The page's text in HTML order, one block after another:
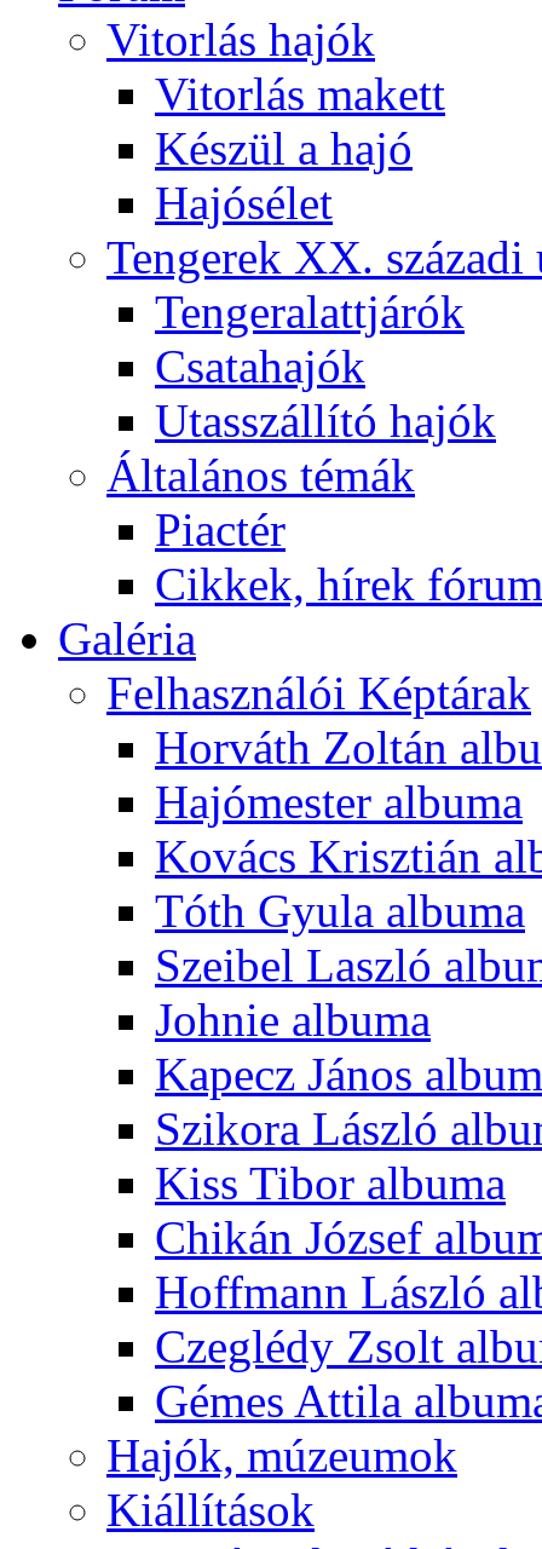
Vitorlás hajók
Vitorlás makett
Készül a hajó
Hajósélet
Tengerek XX. századi
Tengeralattjárók
Csatahajók
Utasszállító hajók
Általános témák
Piactér
Cikkek, hírek
Galéria
Felhasználói Képtárak
Horváth Zoltán
Hajómester albuma
Kovács Krisztián
Tóth Gyula albuma
Szeibel Laszló
Johnie albuma
Kapecz János
Szikora László
Kiss Tibor albuma
Chikán József
Hoffmann László
Czeglédy Zsolt
Gémes Attila
Hajók, múzeumok
Kiállítások